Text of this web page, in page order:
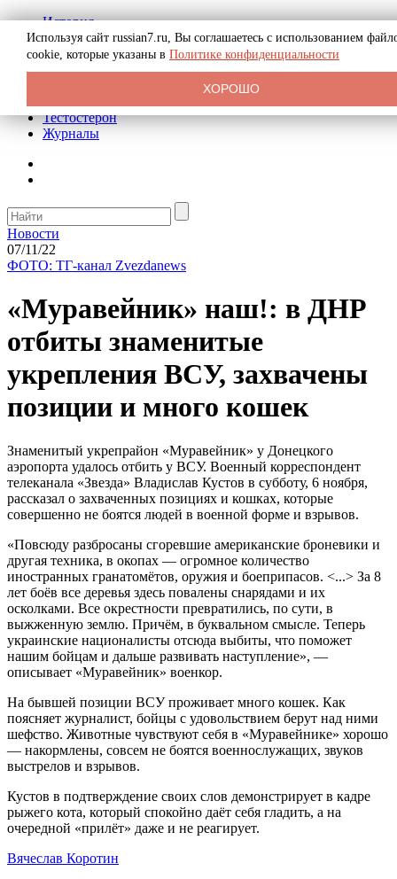
История
Биография
Криминал
Реклама на сайте
Тестостерон
Журналы
Новости
07/11/22
ФОТО: ТГ-канал Zvezdanews
«Муравейник» наш!: в ДНР
отбиты знаменитые
укрепления ВСУ, захвачены
позиции и много кошек
Знаменитый укрепрайон «Муравейник» у Донецкого
аэропорта удалось отбить у ВСУ. Военный корреспондент
телеканала «Звезда» Владислав Кустов в субботу, 6 ноября,
рассказал о захваченных позициях и кошках, которые
совершенно не боятся людей в военной форме и взрывов.
«Повсюду разбросаны сгоревшие американские броневики и
другая техника, в окопах — огромное количество
иностранных гранатомётов, оружия и боеприпасов. <...> За 8
лет боёв все деревья здесь повалены снарядами и их
осколками. Все окрестности превратились, по сути, в
выжженную землю. Причём, в буквальном смысле. Теперь
украинские националисты отсюда выбиты, что поможет
нашим бойцам и дальше развивать наступление», —
описывает «Муравейник» военкор.
На бывшей позиции ВСУ проживает много кошек. Как
поясняет журналист, бойцы с удовольствием берут над ними
шефство. Животные чувствуют себя в «Муравейнике» хорошо
— накормлены, совсем не боятся военнослужащих, звуков
выстрелов и взрывов.
Кустов в подтверждение своих слов демонстрирует в кадре
рыжего кота, который спокойно даёт себя гладить, а на
очередной «прилёт» даже и не реагирует.
Вячеслав Коротин
Используя сайт russian7.ru, Вы соглашаетесь с использованием
cookie, которые указаны в Политике конфиденциальности
ХОРОШО